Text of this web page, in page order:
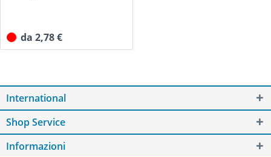
da 2,78 €
International
Shop Service
Informazioni